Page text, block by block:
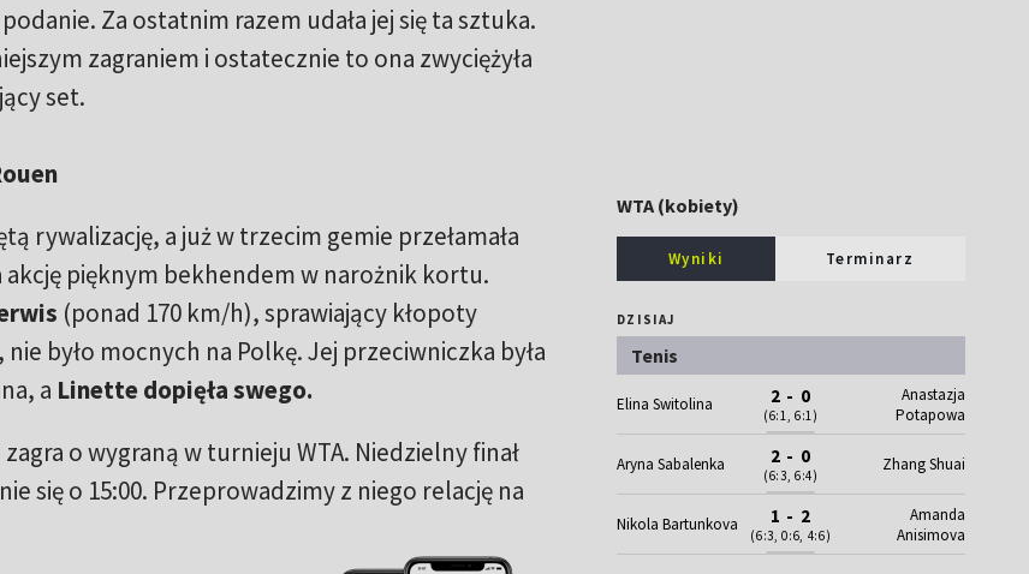
Za ostatnim razem udała jej się ta sztuka.
zagraniem i ostatecznie to ona zwyciężyła
set.
rywalizację, a już w trzecim gemie przełamała
pięknym bekhendem w narożnik kortu.
(ponad 170 km/h), sprawiający kłopoty
było mocnych na Polkę. Jej przeciwniczka była
a Linette dopięła swego.
o wygraną w turnieju WTA. Niedzielny finał
się o 15:00. Przeprowadzimy z niego relację na
WTA (kobiety)
Wyniki Terminarz
DZISIAJ
Tenis
Elina Switolina 2 - 0
(6:1, 6:1)
Anastazja
Potapowa
Aryna Sabalenka 2 - 0
(6:3, 6:4)
Zhang Shuai
Nikola Bartunkova 1 - 2
(6:3, 0:6, 4:6)
Amanda
Anisimova